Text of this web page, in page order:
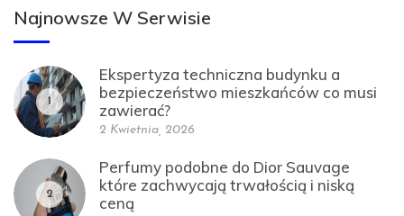
Najnowsze W Serwisie
1
Ekspertyza techniczna budynku a
bezpieczeństwo mieszkańców co musi
zawierać?
2 Kwietnia, 2026
2
Perfumy podobne do Dior Sauvage
które zachwycają trwałością i niską
ceną